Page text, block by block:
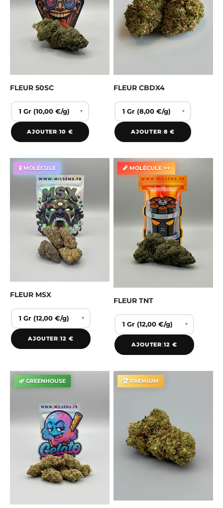
FLEUR 50SC
▾
AJOUTER|10 €
FLEUR CBDX4
▾
AJOUTER|8 €
🧪 MOLÉCULE
FLEUR MSX
▾
AJOUTER|12 €
🧨 MOLÉCULE ++
FLEUR TNT
▾
AJOUTER|12 €
🌿 GREENHOUSE 🏆 PREMIUM